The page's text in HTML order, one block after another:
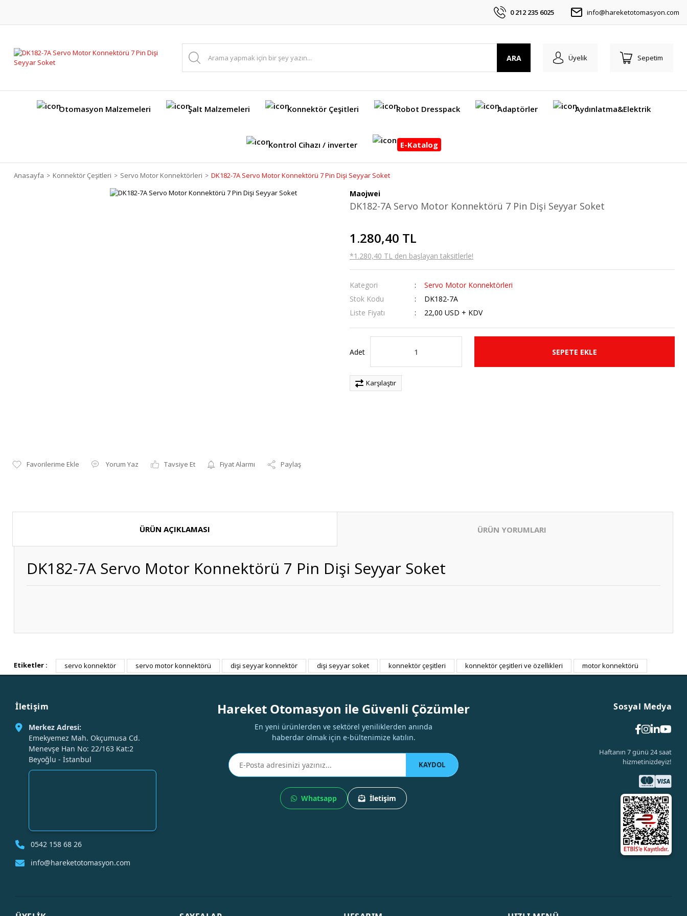
0 212 235 6025 info@hareketotomasyon.com
ARA Üyelik Sepetim
Otomasyon Malzemeleri Şalt Malzemeleri Konnektör Çeşitleri Robot Dresspack Adaptörler Aydınlatma&Elektrik
Kontrol Cihazı / inverter E-Katalog
Anasayfa Konnektör Çeşitleri Servo Motor Konnektörleri DK182-7A Servo Motor Konnektörü 7 Pin Dişi Seyyar Soket
Yorum Yaz Tavsiye Et Fiyat Alarmı Paylaş
Maojwei
DK182-7A Servo Motor Konnektörü 7 Pin Dişi Seyyar Soket
1.280,40 TL
*1.280,40 TL den başlayan taksitlerle!
Kategori
Servo Motor Konnektörleri
Stok Kodu
DK182-7A
Liste Fiyatı
22,00 USD + KDV
Adet SEPETE EKLE
Karşılaştır
ÜRÜN AÇIKLAMASI ÜRÜN YORUMLARI
DK182-7A Servo Motor Konnektörü 7 Pin Dişi Seyyar Soket
Bu ürüne ilk yorumu siz yapın!
Etiketler : servo konnektör servo motor konnektörü dişi seyyar konnektör dişi seyyar soket konnektör çeşitleri konnektör çeşitleri ve özellikleri motor konnektörü
İletişim
Merkez Adresi:
Emekyemez Mah. Okçumusa Cd.
Menevşe Han No: 22/163 Kat:2
Beyoğlu - İstanbul
0542 158 68 26
info@hareketotomasyon.com
Hareket Otomasyon ile Güvenli Çözümler
En yeni ürünlerden ve sektörel yeniliklerden anında
haberdar olmak için e-bültenimize katılın.
KAYDOL
Whatsapp İletişim
Sosyal Medya
Haftanın 7 günü 24 saat
hizmetinizdeyiz!